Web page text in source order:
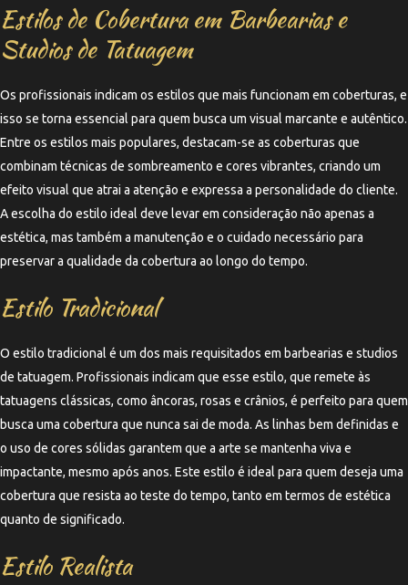
Estilos de Cobertura em Barbearias e
Studios de Tatuagem
Os profissionais indicam os estilos que mais funcionam em coberturas, e
isso se torna essencial para quem busca um visual marcante e autêntico.
Entre os estilos mais populares, destacam-se as coberturas que
combinam técnicas de sombreamento e cores vibrantes, criando um
efeito visual que atrai a atenção e expressa a personalidade do cliente.
A escolha do estilo ideal deve levar em consideração não apenas a
estética, mas também a manutenção e o cuidado necessário para
preservar a qualidade da cobertura ao longo do tempo.
Estilo Tradicional
O estilo tradicional é um dos mais requisitados em barbearias e studios
de tatuagem. Profissionais indicam que esse estilo, que remete às
tatuagens clássicas, como âncoras, rosas e crânios, é perfeito para quem
busca uma cobertura que nunca sai de moda. As linhas bem definidas e
o uso de cores sólidas garantem que a arte se mantenha viva e
impactante, mesmo após anos. Este estilo é ideal para quem deseja uma
cobertura que resista ao teste do tempo, tanto em termos de estética
quanto de significado.
Estilo Realista